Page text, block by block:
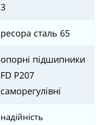
3
ресора сталь 65
опорні підшипники
FD P207
саморегулівні
надійність